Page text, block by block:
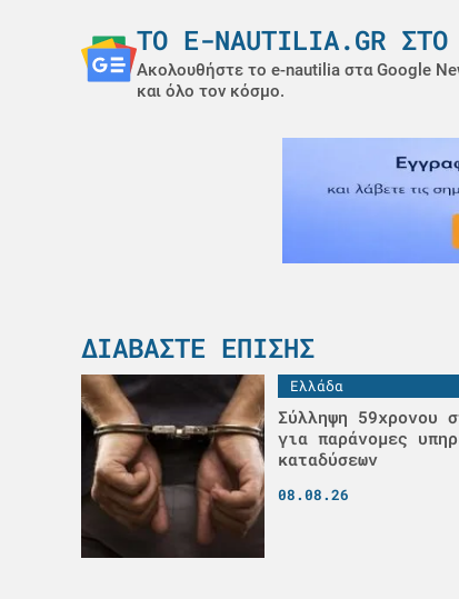
ΤΟ E-NAUTILIA.GR ΣΤΟ
Ακολουθήστε το e-nautilia στα Google
και όλο τον κόσμο.
ΔΙΑΒΆΣΤΕ ΕΠΊΣΗΣ
Ελλάδα
Σύλληψη 59χρονου
για παράνομες
καταδύσεων
08.08.26